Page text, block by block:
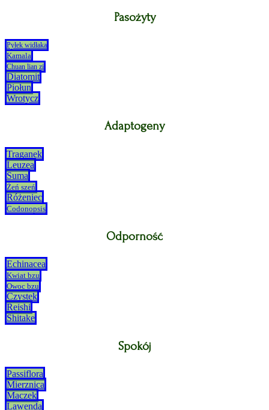
Pasożyty
Pyłek widłaka
Kamala
Chuan lian zi
Diatomit
Piołun
Wrotycz
Adaptogeny
Traganek
Leuzea
Suma
Żeń szeń
Różeniec
Codonopsis
Odporność
Echinacea
Kwiat bzu
Owoc bzu
Czystek
Reishi
Shitake
Spokój
Passiflora
Mierznica
Maczek
Lawenda